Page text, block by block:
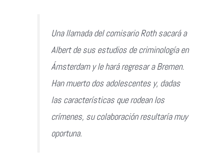
Una llamada del comisario Roth sacará a
Albert de sus estudios de criminología en
Ámsterdam y le hará regresar a Bremen.
Han muerto dos adolescentes y, dadas
las características que rodean los
crímenes, su colaboración resultaría muy
oportuna.